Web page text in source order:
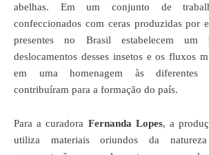
abelhas. Em um conjunto de
confeccionados com ceras produzidas por
presentes no Brasil estabelecem um
deslocamentos desses insetos e os fluxos
em uma homenagem às diferentes
contribuíram para a formação do país.
Para a curadora Fernanda Lopes, a
utiliza materiais oriundos da